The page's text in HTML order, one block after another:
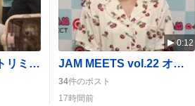
相葉雅紀、保護犬トリミングに森保一監督らが初参戦 ファンは「嬉しい」「尊い」
0:12
JAM MEETS vol.22 オールナイトライブ、深夜まで盛り上がり「最高」感が炸裂
34件のポスト
17時間前